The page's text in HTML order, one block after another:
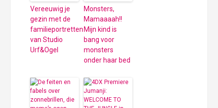
Vereeuwig je
gezin met de
familieportretten
van Studio
Urf&Ogel
Monsters,
Mamaaaah!!
Mijn kind is
bang voor
monsters
onder haar bed